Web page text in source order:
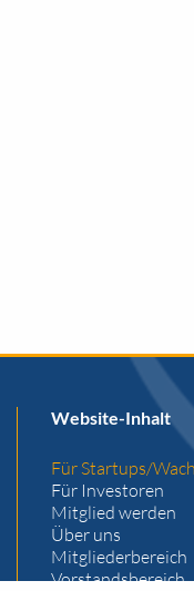
Website-Inhalt
Für Startups/
Für Investoren
Mitglied werden
Über uns
Mitgliederbereich
Vorstandsbereich